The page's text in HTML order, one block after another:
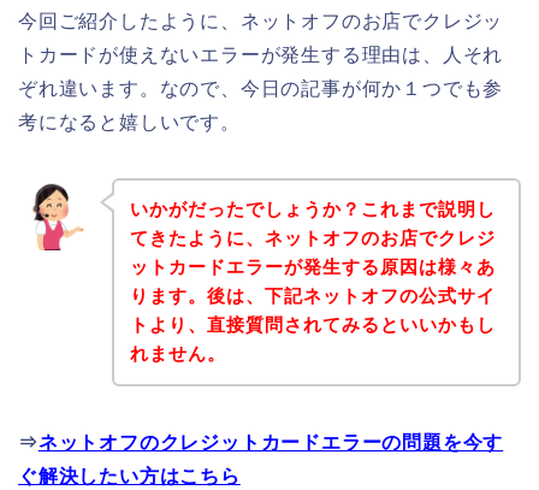
今回ご紹介したように、ネットオフのお店でクレジッ
トカードが使えないエラーが発生する理由は、人それ
ぞれ違います。なので、今日の記事が何か１つでも参
考になると嬉しいです。
いかがだったでしょうか？これまで説明し
てきたように、ネットオフのお店でクレジ
ットカードエラーが発生する原因は様々あ
ります。後は、下記ネットオフの公式サイ
トより、直接質問されてみるといいかもし
れません。
⇒ネットオフのクレジットカードエラーの問題を今す
ぐ解決したい方はこちら